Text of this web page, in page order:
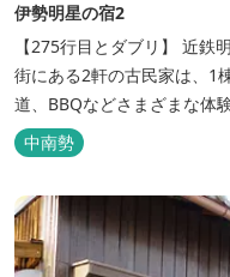
伊勢明星の宿2
【275行目とダブリ】 近鉄
街にある2軒の古民家は、1
道、BBQなどさまざまな体
中南勢